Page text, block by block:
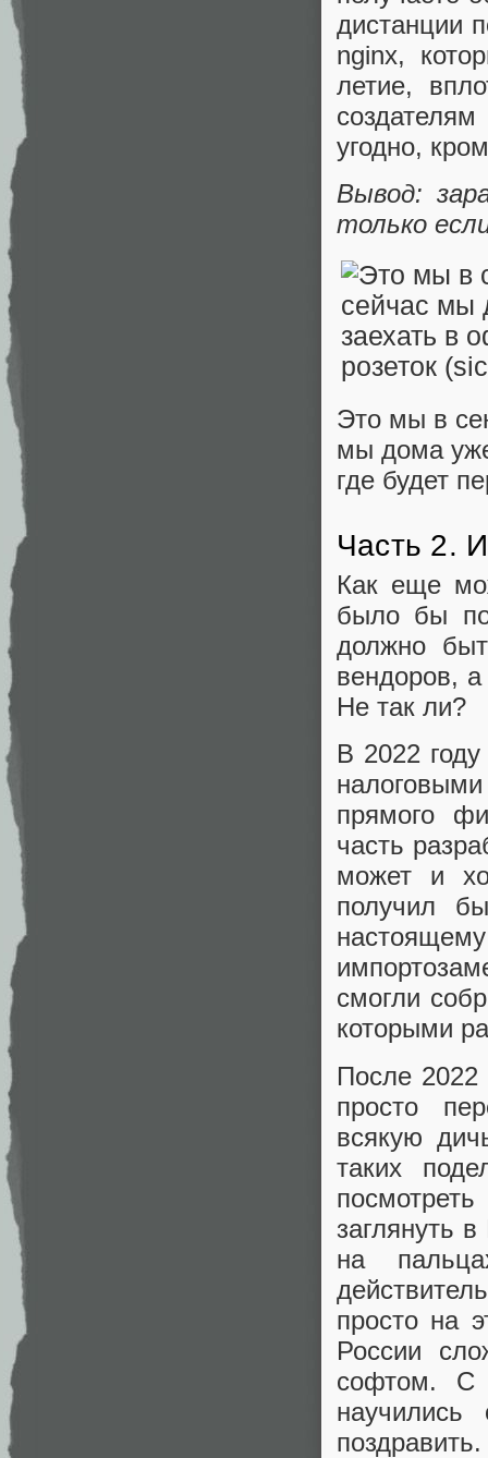
дистанции
nginx,
летие,
угодно,
Вывод:
только
Это мы в
мы дома
где будет
Часть 2.
Как еще
было бы
должно
вендоров, а
Не так ли?
В 2022
прямого
часть
может и
получил
смогли
которыми
После 2022
просто
всякую
таких
заглянуть
на
просто на
России
софтом. С
поздравить.